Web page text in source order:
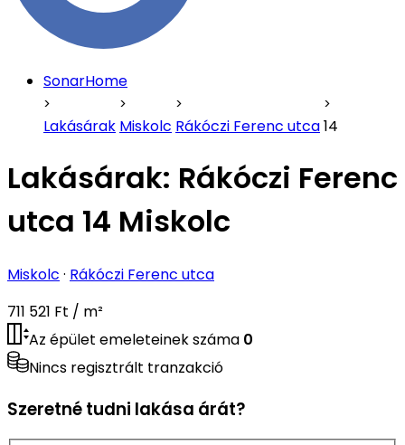
SonarHome
Lakásárak Miskolc Rákóczi Ferenc utca14
Lakásárak: Rákóczi Ferenc
utca 14 Miskolc
Miskolc · Rákóczi Ferenc utca
711 521 Ft / m²
Az épület emeleteinek száma 0
Nincs regisztrált tranzakció
Szeretné tudni lakása árát?